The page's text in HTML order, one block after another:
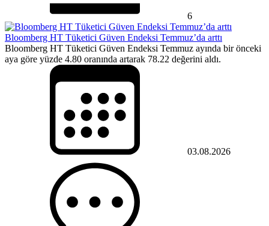
6
Bloomberg HT Tüketici Güven Endeksi Temmuz’da arttı
Bloomberg HT Tüketici Güven Endeksi Temmuz ayında bir önceki
aya göre yüzde 4.80 oranında artarak 78.22 değerini aldı.
03.08.2026